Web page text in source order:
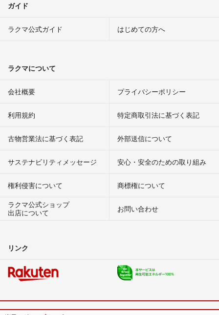
ガイド
ラクマ公式ガイド はじめての方へ
ラクマについて
会社概要 プライバシーポリシー
利用規約 特定商取引法に基づく表記
古物営業法に基づく表記 外部送信について
サステナビリティメッセージ 安心・安全のための取り組み
権利侵害について
商標権について
ラクマ公式ショップ
出店について
お問い合わせ
リンク